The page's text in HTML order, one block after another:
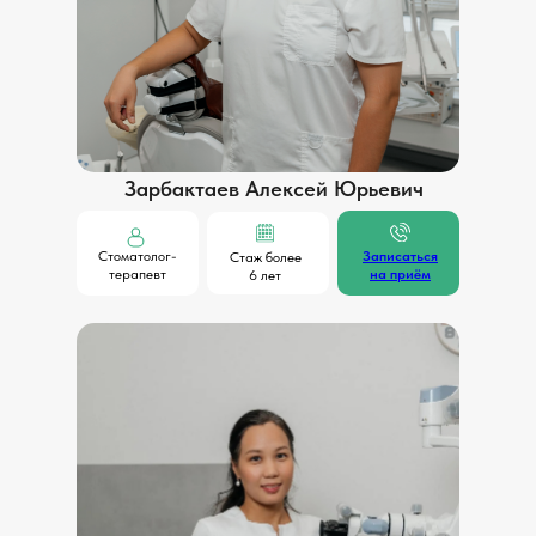
Зарбактаев Алексей Юрьевич
Стаж более
6 лет
Записаться
на приём
Стоматолог-
терапевт
Разработка сайта
Виды проблем
Расчет стоимости
Этапы лечения
Примеры работ